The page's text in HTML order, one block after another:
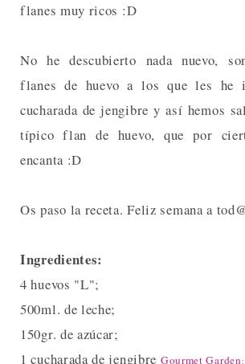
flanes muy ricos :D
No he descubierto nada nuevo,
flanes de huevo a los que les he
cucharada de jengibre y así hemos
típico flan de huevo, que por
encanta :D
Os paso la receta. Feliz semana a
Ingredientes:
4 huevos "L";
500ml. de leche;
150gr. de azúcar;
1 cucharada de jengibre Gourmet Garden ;